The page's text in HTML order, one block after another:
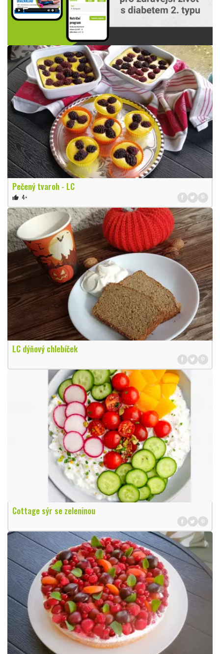
Pečený tvaroh - LC
thumb_up 4×
LC dýňový chlebíček
Cottage sýr se zeleninou